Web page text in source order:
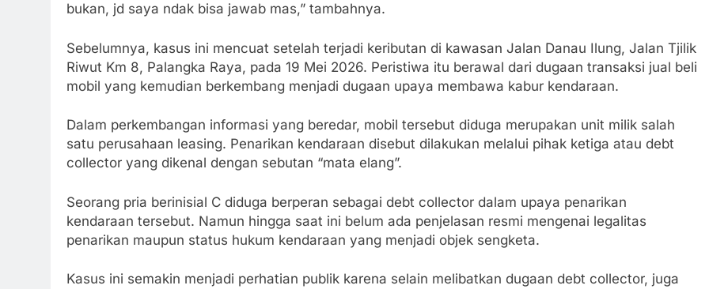
bukan, jd saya ndak bisa jawab mas,” tambahnya.
Sebelumnya, kasus ini mencuat setelah terjadi keributan di kawasan Jalan Danau Ilung, Jalan Tjilik
Riwut Km 8, Palangka Raya, pada 19 Mei 2026. Peristiwa itu berawal dari dugaan transaksi jual beli
mobil yang kemudian berkembang menjadi dugaan upaya membawa kabur kendaraan.
Dalam perkembangan informasi yang beredar, mobil tersebut diduga merupakan unit milik salah
satu perusahaan leasing. Penarikan kendaraan disebut dilakukan melalui pihak ketiga atau debt
collector yang dikenal dengan sebutan “mata elang”.
Seorang pria berinisial C diduga berperan sebagai debt collector dalam upaya penarikan
kendaraan tersebut. Namun hingga saat ini belum ada penjelasan resmi mengenai legalitas
penarikan maupun status hukum kendaraan yang menjadi objek sengketa.
Kasus ini semakin menjadi perhatian publik karena selain melibatkan dugaan debt collector, juga